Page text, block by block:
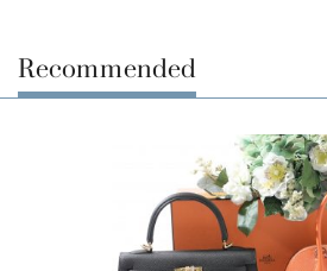
Recommended